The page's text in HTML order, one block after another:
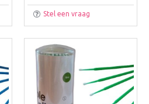
Stel een vraag